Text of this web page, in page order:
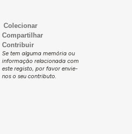
Colecionar
Compartilhar
Contribuir
Se tem alguma memória ou
informação relacionada com
este registo, por favor envie-
nos o seu contributo.